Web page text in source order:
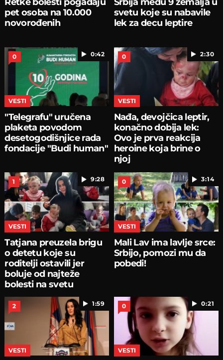
pet osoba na 10.000
novorođenih
svetu koje su nabavile
lek za decu leptire
0:42
0
VESTI
"Telegrafu" uručena
plaketa povodom
desetogodišnjice rada
fondacije "Budi human"
2:30
0
VESTI
Nađa, devojčica leptir,
konačno dobija lek:
Ovo je prva reakcija
heroine koja brine o
njoj
9:28
1
VESTI
Tatjana preuzela brigu
o detetu koje su
roditelji ostavili jer
boluje od najteže
bolesti na svetu
3:14
0
VESTI
Mali Lav ima lavlje srce:
Srbijo, pomozi mu da
pobedi!
1:59
2
VESTI
0:21
0
VESTI